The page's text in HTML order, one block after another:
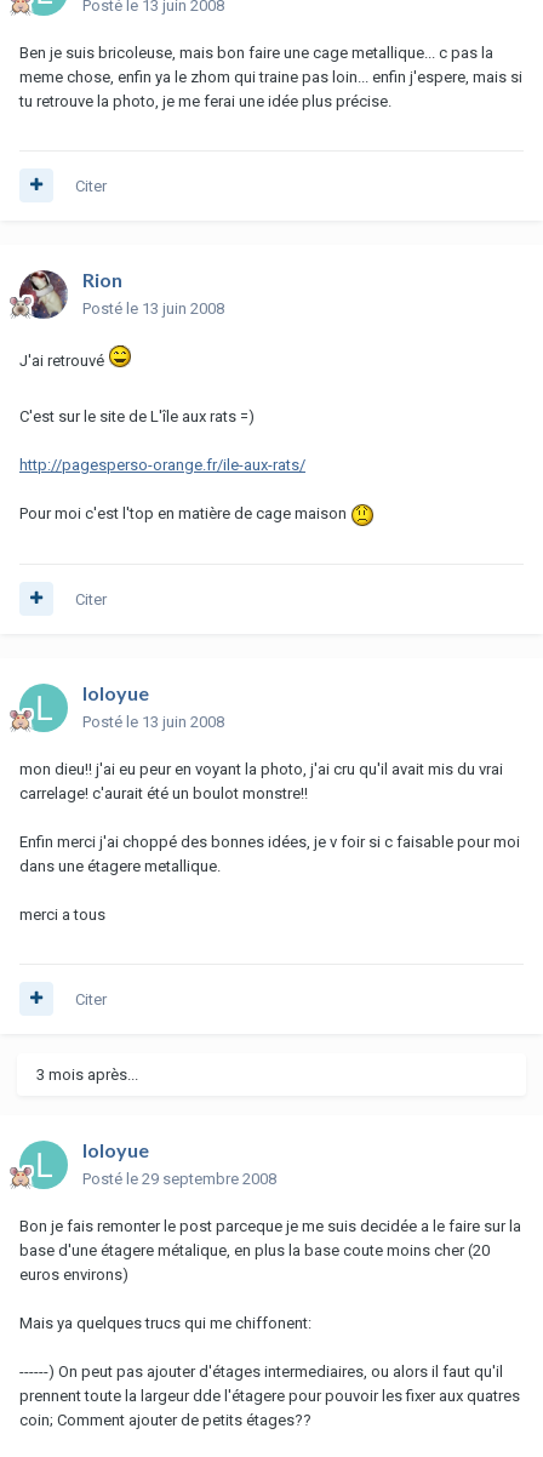
Posté le 13 juin 2008
Ben je suis bricoleuse, mais bon faire une cage metallique... c pas la
meme chose, enfin ya le zhom qui traine pas loin... enfin j'espere, mais si
tu retrouve la photo, je me ferai une idée plus précise.
Citer
Rion
Posté le 13 juin 2008
J'ai retrouvé
C'est sur le site de L'île aux rats =)
http://pagesperso-orange.fr/ile-aux-rats/
Pour moi c'est l'top en matière de cage maison
Citer
loloyue
Posté le 13 juin 2008
mon dieu!! j'ai eu peur en voyant la photo, j'ai cru qu'il avait mis du vrai
carrelage! c'aurait été un boulot monstre!!
Enfin merci j'ai choppé des bonnes idées, je v foir si c faisable pour moi
dans une étagere metallique.
merci a tous
Citer
3 mois après...
loloyue
Posté le 29 septembre 2008
Bon je fais remonter le post parceque je me suis decidée a le faire sur la
base d'une étagere métalique, en plus la base coute moins cher (20
euros environs)
Mais ya quelques trucs qui me chiffonent:
------) On peut pas ajouter d'étages intermediaires, ou alors il faut qu'il
prennent toute la largeur dde l'étagere pour pouvoir les fixer aux quatres
coin; Comment ajouter de petits étages??